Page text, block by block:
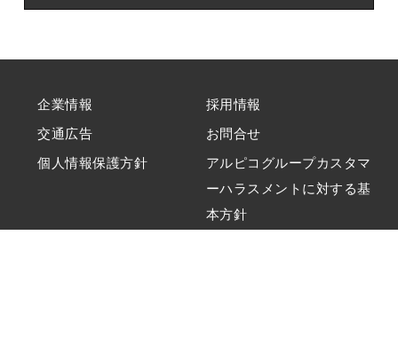
企業情報
採用情報
交通広告
お問合せ
個人情報保護方針
アルピコグループカスタマ
ーハラスメントに対する基
本方針